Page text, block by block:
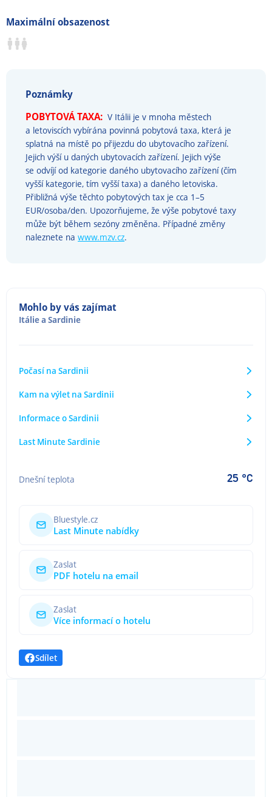
Maximální obsazenost
Poznámky
POBYTOVÁ TAXA: V Itálii je v mnoha městech
a letoviscích vybírána povinná pobytová taxa, která je
splatná na místě po přijezdu do ubytovacího zařízení.
Jejich výší u daných ubytovacích zařízení. Jejich výše
se odvíjí od kategorie daného ubytovacího zařízení (čím
vyšší kategorie, tím vyšší taxa) a daného letoviska.
Přibližná výše těchto pobytových tax je cca 1–5
EUR/osoba/den. Upozorňujeme, že výše pobytové taxy
může být během sezóny změněna. Případné změny
naleznete na www.mzv.cz.
Mohlo by vás zajímat
Itáliea Sardinie
Počasí na Sardinii
Kam na výlet na Sardinii
Informace o Sardinii
Last Minute Sardinie
Dnešní teplota 25 °C
Bluestyle.cz
Last Minute nabídky
Zaslat
PDF hotelu na email
Zaslat
Více informací o hotelu
Sdílet